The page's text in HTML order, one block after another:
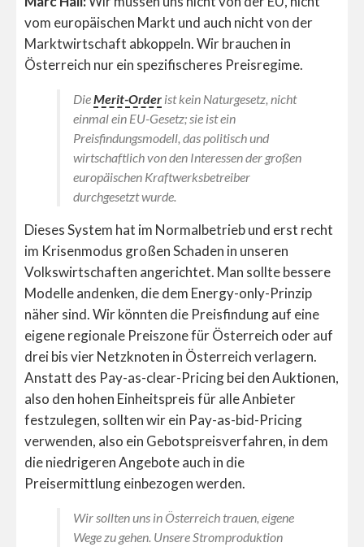
vom europäischen Markt und auch nicht von der
Marktwirtschaft abkoppeln. Wir brauchen in
Österreich nur ein spezifischeres Preisregime.
DieMerit-Order ist kein Naturgesetz, nicht
einmal ein EU-Gesetz; sie ist ein
Preisfindungsmodell, das politisch und
wirtschaftlich von den Interessen der großen
europäischen Kraftwerksbetreiber
durchgesetzt wurde.
Dieses System hat im Normalbetrieb und erst recht
im Krisenmodus großen Schaden in unseren
Volkswirtschaften angerichtet. Man sollte bessere
Modelle andenken, die dem Energy-only-Prinzip
näher sind. Wir könnten die Preisfindung auf eine
eigene regionale Preiszone für Österreich oder auf
drei bis vier Netzknoten in Österreich verlagern.
Anstatt des Pay-as-clear-Pricing bei den Auktionen,
also den hohen Einheitspreis für alle Anbieter
festzulegen, sollten wir ein Pay-as-bid-Pricing
verwenden, also ein Gebotspreisverfahren, in dem
die niedrigeren Angebote auch in die
Preisermittlung einbezogen werden.
Wir sollten uns in Österreich trauen, eigene
Wege zu gehen. Unsere Stromproduktion